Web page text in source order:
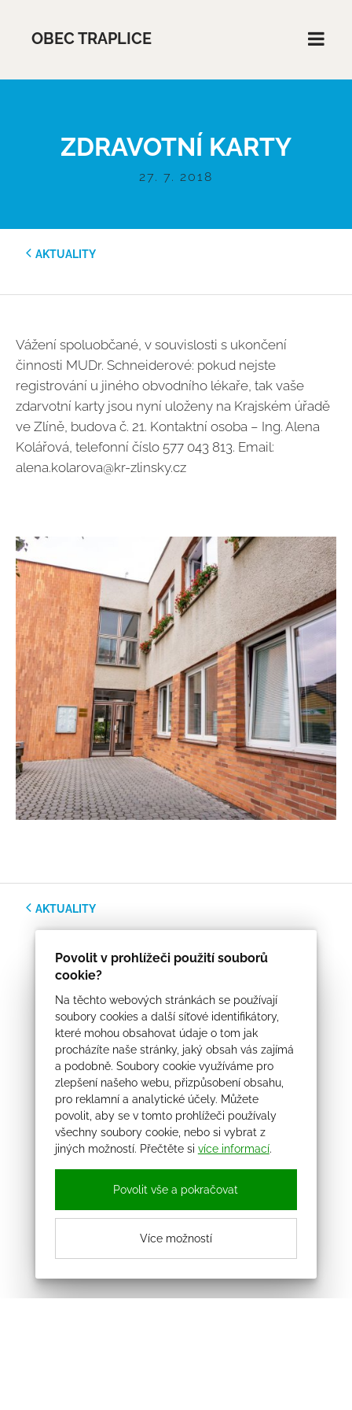
Povolit v prohlížeči použití souborů
cookie?
Na těchto webových stránkách se používají
soubory cookies a další síťové identifikátory,
které mohou obsahovat údaje o tom jak
procházíte naše stránky, jaký obsah vás zajímá
a podobně. Soubory cookie využíváme pro
zlepšení našeho webu, přizpůsobení obsahu,
pro reklamní a analytické účely. Můžete
povolit, aby se v tomto prohlížeči používaly
všechny soubory cookie, nebo si vybrat z
jiných možností. Přečtěte si více informací.
Povolit vše a pokračovat
Více možností
OBEC TRAPLICE
ZDRAVOTNÍ KARTY
27. 7. 2018
AKTUALITY
Vážení spoluobčané, v souvislosti s ukončení
činnosti MUDr. Schneiderové: pokud nejste
registrování u jiného obvodního lékaře, tak vaše
zdarvotní karty jsou nyní uloženy na Krajském úřadě
ve Zlíně, budova č. 21. Kontaktní osoba – Ing. Alena
Kolářová, telefonní číslo 577 043 813. Email:
alena.kolarova@kr-zlinsky.cz
AKTUALITY